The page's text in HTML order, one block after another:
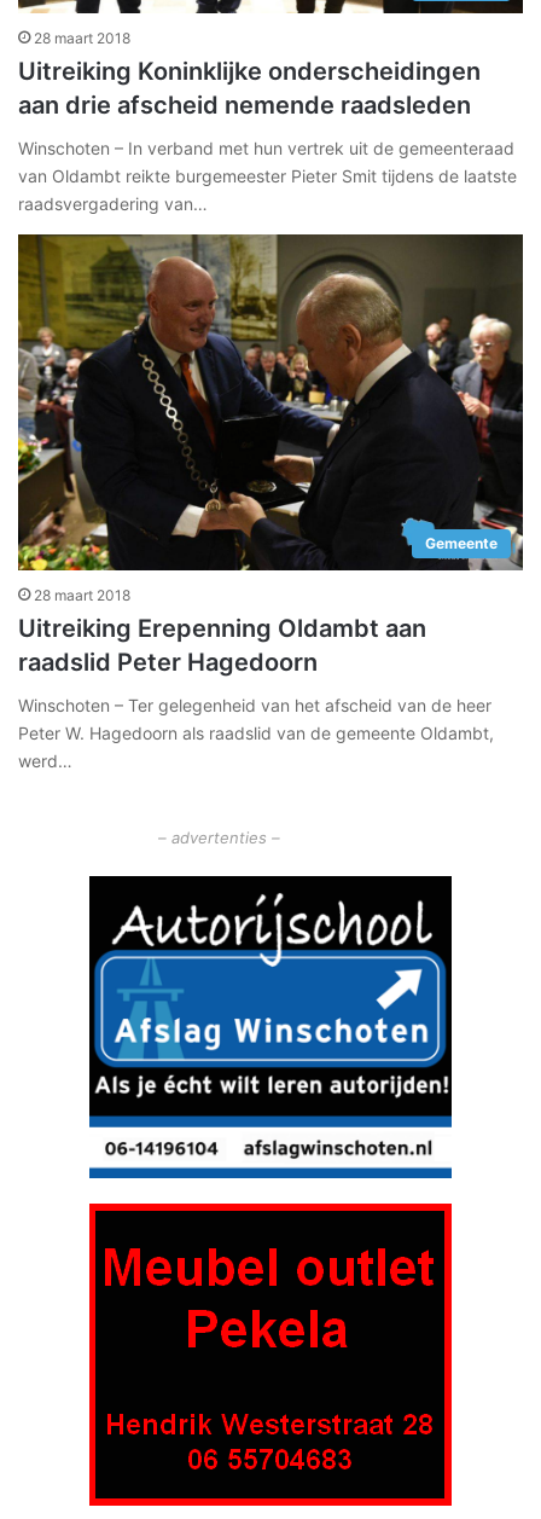
28 maart 2018
Uitreiking Koninklijke onderscheidingen
aan drie afscheid nemende raadsleden
Winschoten – In verband met hun vertrek uit de gemeenteraad
van Oldambt reikte burgemeester Pieter Smit tijdens de laatste
raadsvergadering van…
Gemeente
28 maart 2018
Uitreiking Erepenning Oldambt aan
raadslid Peter Hagedoorn
Winschoten – Ter gelegenheid van het afscheid van de heer
Peter W. Hagedoorn als raadslid van de gemeente Oldambt,
werd…
– advertenties –